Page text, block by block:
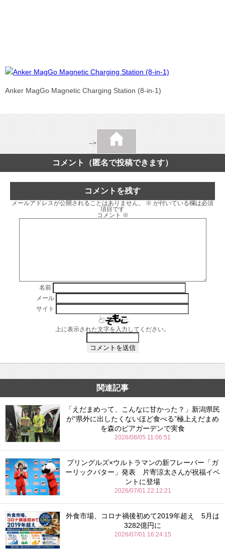
Anker MagGo Magnetic Charging Station (8-in-1)
-->
コメント（匿名で投稿できます）
コメントを残す
メールアドレスが公開されることはありません。 ※ が付いている欄は必須
項目です
コメント ※
名前
メール
サイト
上に表示された文字を入力してください。
関連記事
「えだまめって、こんなに甘かった？」新潟県民
が“県外に出したくないほど食べる”極上えだまめ
を森のビアガーデンで実食
2026/08/05 11:06:51
プリングルズ×ウルトラマンの新フレーバー「ガ
ーリックバター」発表 片寄涼太さんが祝福イベ
ントに登場
2026/07/01 22:12:21
外食市場、コロナ禍後初めて2019年超え 5月は
3282億円に
2026/07/01 16:24:15